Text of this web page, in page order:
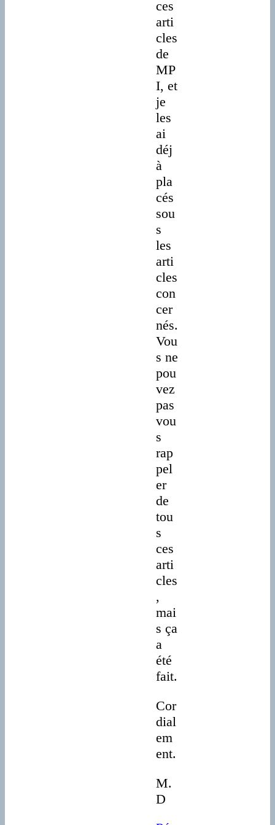
ces
arti
cles
de
MP
I, et
je
les
ai
déj
à
pla
cés
sou
s
les
arti
cles
con
cer
nés.
Vou
s ne
pou
vez
pas
vou
s
rap
pel
er
de
tou
s
ces
arti
cles
,
mai
s ça
a
été
fait.
Cor
dial
em
ent.
M.
D